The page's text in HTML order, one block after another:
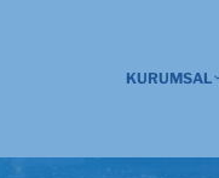
KURUMSAL